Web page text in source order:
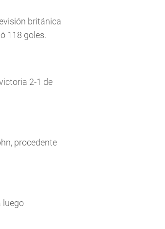
británica
118 goles.
2-1 de
procedente
luego